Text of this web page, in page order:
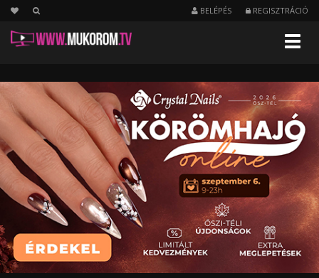
BELÉPÉS REGISZTRÁCIÓ
Menu
Körömhajó
őszi
beharangozó